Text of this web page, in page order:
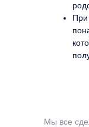
При
Мы все